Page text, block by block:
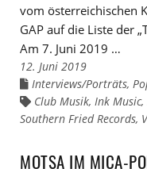
vom österreichischen
GAP auf die Liste der
Am 7. Juni 2019 …
12. Juni 2019
Links
den
Kategorien
Interviews/Porträts,
Links
den
Club Musik, Ink Music,
Southern Fried Records,
MOTSA IM MICA-